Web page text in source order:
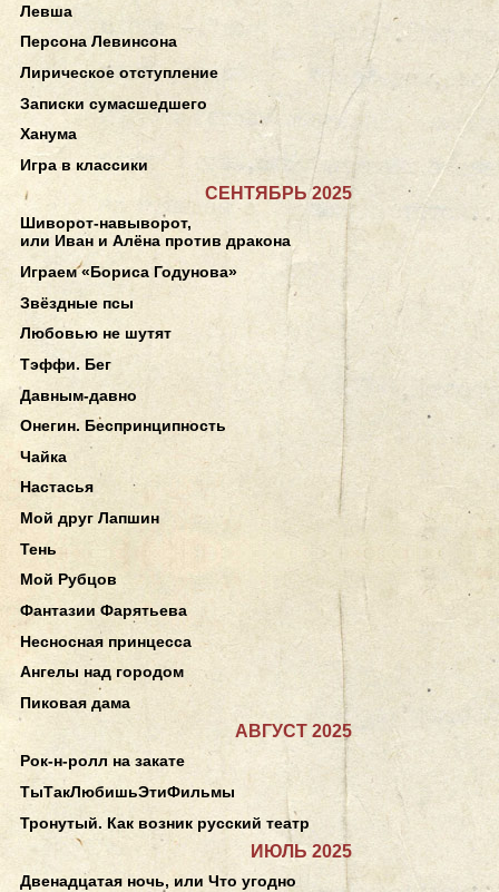
Левша
Персона Левинсона
Лирическое отступление
Записки сумасшедшего
Ханума
Игра в классики
СЕНТЯБРЬ 2025
Шиворот-навыворот,
или Иван и Алёна против дракона
Играем «Бориса Годунова»
Звёздные псы
Любовью не шутят
Тэффи. Бег
Давным-давно
Онегин. Беспринципность
Чайка
Настасья
Мой друг Лапшин
Тень
Мой Рубцов
Фантазии Фарятьева
Несносная принцесса
Ангелы над городом
Пиковая дама
АВГУСТ 2025
Рок-н-ролл на закате
ТыТакЛюбишьЭтиФильмы
Тронутый. Как возник русский театр
ИЮЛЬ 2025
Двенадцатая ночь, или Что угодно